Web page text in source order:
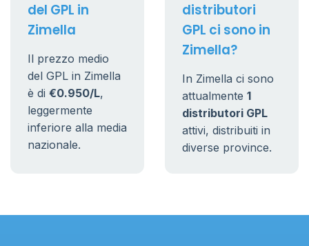
del GPL in
Zimella
Il prezzo medio
del GPL in Zimella
è di €0.950/L,
leggermente
inferiore alla media
nazionale.
distributori
GPL ci sono in
Zimella?
In Zimella ci sono
attualmente 1
distributori GPL
attivi, distribuiti in
diverse province.